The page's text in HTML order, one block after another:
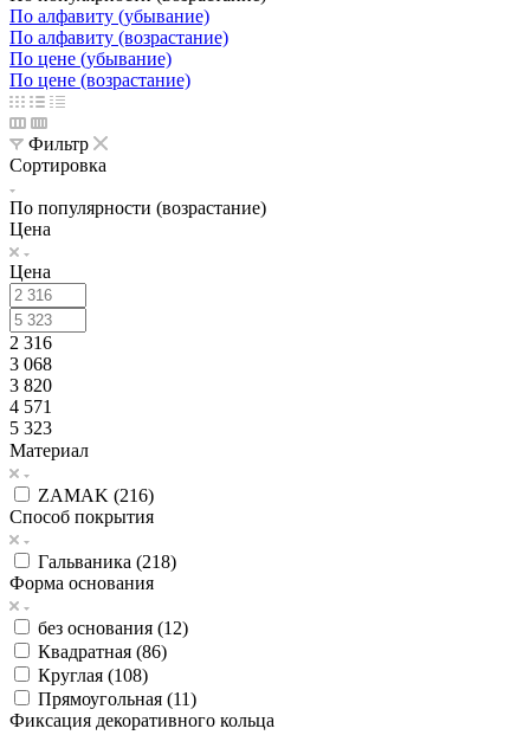
По алфавиту (убывание)
По алфавиту (возрастание)
По цене (убывание)
По цене (возрастание)
Фильтр
Сортировка
По популярности (возрастание)
Цена
Цена
2 316
3 068
3 820
4 571
5 323
Материал
ZAMAK (216)
Способ покрытия
Гальваника (218)
Форма основания
без основания (12)
Квадратная (86)
Круглая (108)
Прямоугольная (11)
Фиксация декоративного кольца